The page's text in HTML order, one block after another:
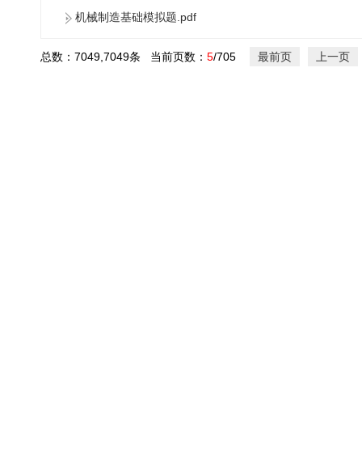
机械制造基础模拟题.pdf
总数：7049,7049条 当前页数： 5/705 最前页 上一页